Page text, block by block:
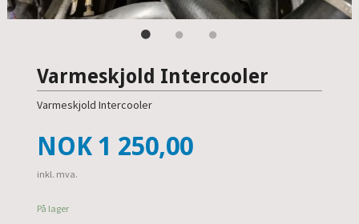
Varmeskjold Intercooler
Varmeskjold Intercooler
Pris
NOK 1 250,00
inkl. mva.
På lager